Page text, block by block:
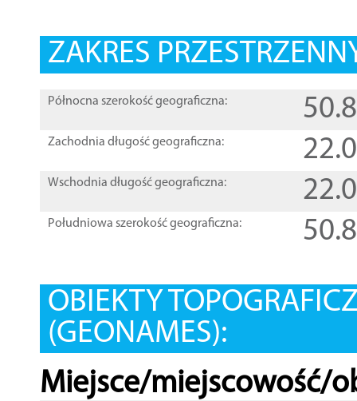
ZAKRES
Północna szerokość geograficzna:
Zachodnia długość geograficzna:
Wschodnia długość geograficzna:
Południowa szerokość geograficzna:
OBIEKTY
(GEONAMES):
Miejsce/miejscowość/